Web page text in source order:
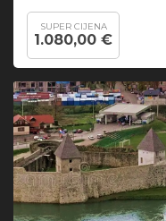
SUPER CIJENA
1.080,00 €